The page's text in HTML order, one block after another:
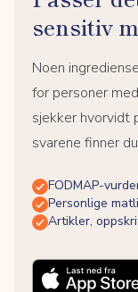
sensitiv
Noen
for personer
sjekker hvorvidt
svarene finner
FODMAP-
Personlige
Artikler,